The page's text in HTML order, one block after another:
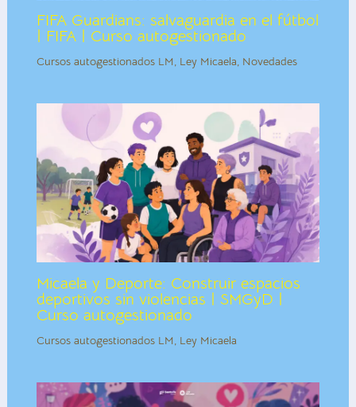
FIFA Guardians: salvaguardia en el fútbol
| FIFA | Curso autogestionado
Cursos autogestionados LM, Ley Micaela, Novedades
Micaela y Deporte: Construir espacios
deportivos sin violencias | SMGyD |
Curso autogestionado
Cursos autogestionados LM, Ley Micaela